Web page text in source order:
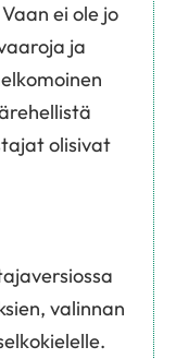
ei ole jo
ja
olisivat
valinnan